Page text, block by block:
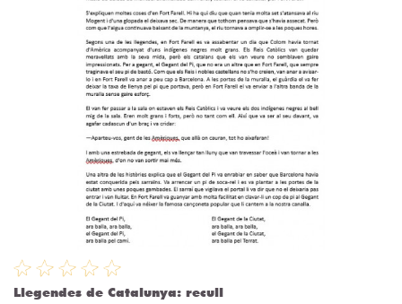
Llegendes de Catalunya: recull